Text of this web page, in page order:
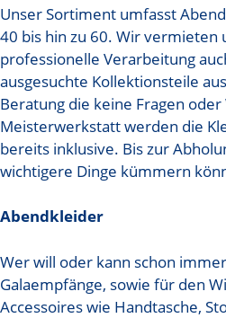
Unser Sortiment umfasst
40 bis hin zu 60. Wir
professionelle Verarbeitung
ausgesuchte Kollektionsteile
Beratung die keine Fragen
Meisterwerkstatt werden die
bereits inklusive. Bis zur
wichtigere Dinge kümmern
Abendkleider
Wer will oder kann schon
Galaempfänge, sowie für den
Accessoires wie Handtasche,